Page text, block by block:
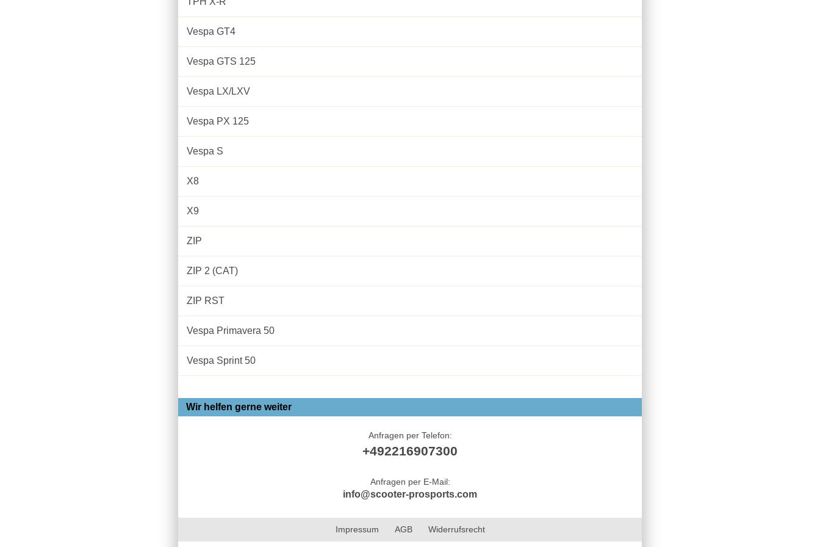
Vespa GT4
Vespa GTS 125
Vespa LX/LXV
Vespa PX 125
Vespa S
X8
X9
ZIP
ZIP 2 (CAT)
ZIP RST
Vespa Primavera 50
Vespa Sprint 50
Wir helfen gerne weiter
Anfragen per Telefon:
+492216907300
Anfragen per E-Mail:
info@scooter-prosports.com
Impressum AGB Widerrufsrecht